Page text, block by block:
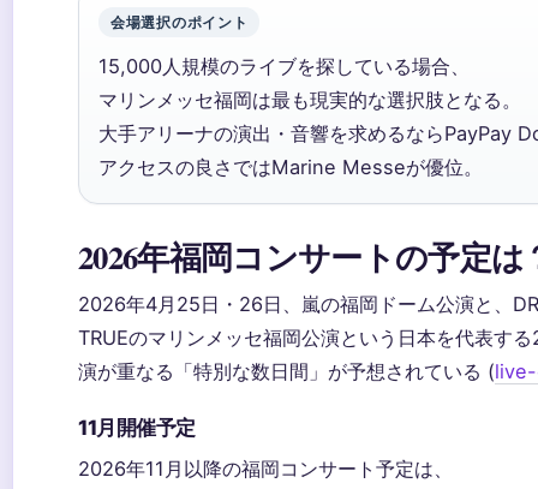
会場選択のポイント
15,000人規模のライブを探している場合、
マリンメッセ福岡は最も現実的な選択肢となる。
大手アリーナの演出・音響を求めるならPayPay
アクセスの良さではMarine Messeが優位。
2026年福岡コンサートの予定は
2026年4月25日・26日、嵐の福岡ドーム公演と、
TRUEのマリンメッセ福岡公演という日本を代表す
演が重なる「特別な数日間」が予想されている (
11月開催予定
2026年11月以降の福岡コンサート予定は、